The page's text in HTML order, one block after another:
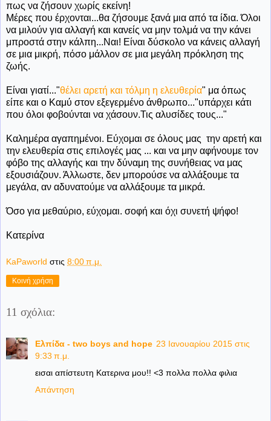
πως να ζήσουν χωρίς εκείνη!
Μέρες που έρχονται...θα ζήσουμε ξανά μια από τα ίδια. Όλοι
να μιλούν για αλλαγή και κανείς να μην τολμά να την κάνει
μπροστά στην κάλπη...Ναι! Είναι δύσκολο να κάνεις αλλαγή
σε μια μικρή, πόσο μάλλον σε μια μεγάλη πρόκληση της
ζωής.
Είναι γιατί..."θέλει αρετή και τόλμη η ελευθερία" μα όπως
είπε και ο Καμύ στον εξεγερμένο άνθρωπο..."υπάρχει κάτι
που όλοι φοβούνται να χάσουν.Τις αλυσίδες τους..."
Καλημέρα αγαπημένοι. Εύχομαι σε όλους μας την αρετή και
την ελευθερία στις επιλογές μας ... και να μην αφήνουμε τον
φόβο της αλλαγής και την δύναμη της συνήθειας να μας
εξουσιάζουν. Άλλωστε, δεν μπορούσε να αλλάξουμε τα
μεγάλα, αν αδυνατούμε να αλλάξουμε τα μικρά.
Όσο για μεθαύριο, εύχομαι. σοφή και όχι συνετή ψήφο!
Κατερίνα
KaPaworld στις 8:00 π.μ.
Κοινή χρήση
11 σχόλια:
Ελπίδα - two boys and hope 23 Ιανουαρίου 2015 στις
9:33 π.μ.
εισαι απίστευτη Κατερινα μου!! <3 πολλα πολλα φιλια
Απάντηση